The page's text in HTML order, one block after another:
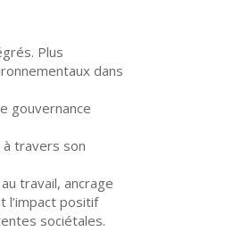
Plus
dans
gouvernance
à travers son
travail, ancrage
l’impact positif
sociétales.